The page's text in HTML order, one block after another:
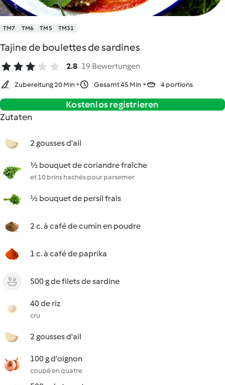
TM7 TM6 TM5 TM31
Tajine de boulettes de sardines
2.8 19 Bewertungen
Zubereitung 20 Min Gesamt 45 Min 4 portions
Kostenlos registrieren
Zutaten
2 gousses d'ail
½ bouquet de coriandre fraîche
et 10 brins hachés pour parsemer
½ bouquet de persil frais
2 c. à café de cumin en poudre
1 c. à café de paprika
500 g de filets de sardine
40 de riz
cru
2 gousses d'ail
100 g d'oignon
coupé en quatre